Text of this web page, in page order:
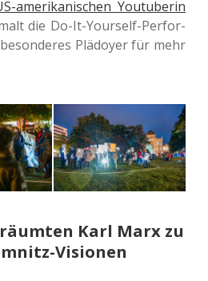
ame­ri­ka­ni­schen You­tube­rin
die Do-It-Yours­elf-Per­for­
Plä­doy­er für mehr
Karl Marx zu
Visionen